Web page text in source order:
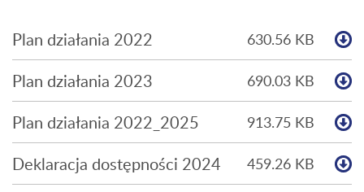
Plan działania 2022 630.56 KB
Plan działania 2023 690.03 KB
Plan działania 2022_2025 913.75 KB
Deklaracja dostępności 2024 459.26 KB